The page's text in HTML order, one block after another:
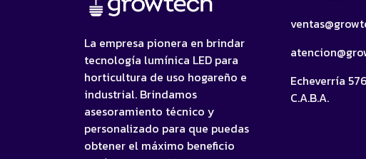
La empresa pionera en brindar
tecnología lumínica LED para
horticultura de uso hogareño e
industrial. Brindamos
asesoramiento técnico y
personalizado para que puedas
obtener el máximo beneficio
Echeverría
C.A.B.A.